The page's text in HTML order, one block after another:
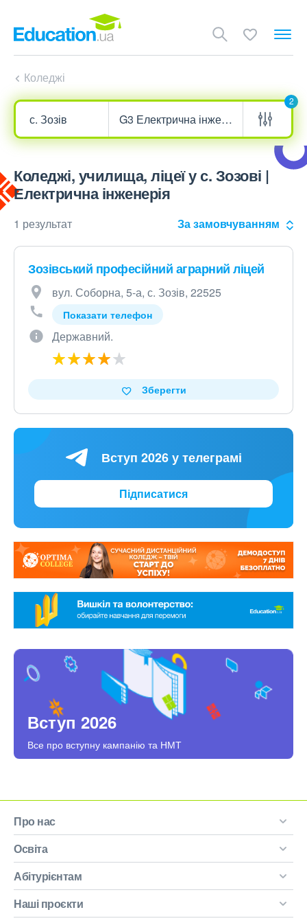
Коледжі
2
Коледжі, училища, ліцеї у с. Зозові |
Електрична інженерія
1 результат За замовчуванням
Зозівський професійний аграрний ліцей
вул. Соборна, 5-а, с. Зозів, 22525
Показати телефон
Державний.
Зберегти
Вступ 2026 у телеграмі
Підписатися
Вступ 2026
Все про вступну кампанію та НМТ
Про нас
Освіта
Абітурієнтам
Наші проєкти